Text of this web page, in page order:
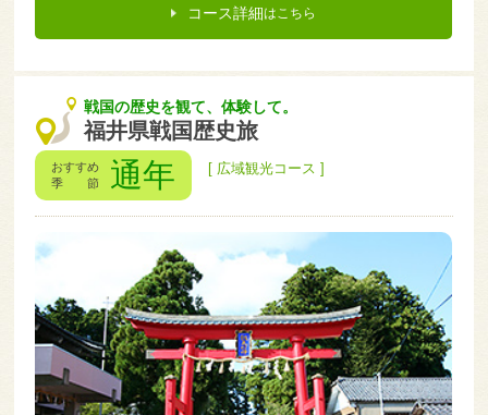
コース詳細はこちら
戦国の歴史を観て、体験して。
福井県戦国歴史旅
おすすめ
季 節
通年 [ 広域観光コース ]